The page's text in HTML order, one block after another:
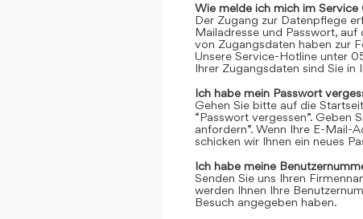
Wie melde ich mich im Service
Der Zugang zur Datenpflege
Mailadresse und Passwort, auf
von Zugangsdaten haben zur
Unsere Service-Hotline unter
Ihrer Zugangsdaten sind Sie in
Ich habe mein Passwort
Gehen Sie bitte auf die
“Passwort vergessen”. Geben
anfordern”. Wenn Ihre E-Mail-
schicken wir Ihnen ein neues
Ich habe meine
Senden Sie uns Ihren
werden Ihnen Ihre
Besuch angegeben haben.